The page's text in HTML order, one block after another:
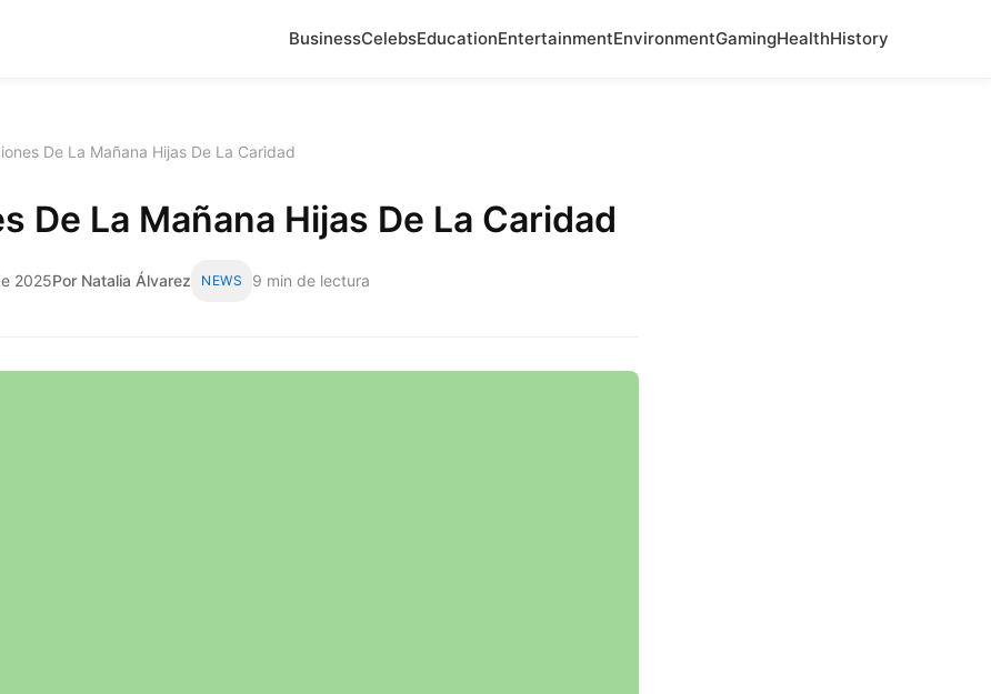
BusinessCelebsEducationEntertainmentEnvironmentGamingHealthHistory
De La Mañana Hijas De La Caridad
De La Mañana Hijas De La Caridad
2025Por Natalia Álvarez NEWS 9 min de lectura